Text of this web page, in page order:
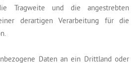
Tragweite und die angestrebten
derartigen Verarbeitung für die
Daten an ein Drittland oder